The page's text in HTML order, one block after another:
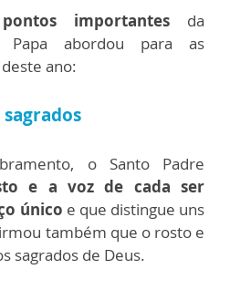
pontos importantesda
abordou para as
ano:
sagrados
o Santo Padre
e a voz de cada ser
único e que distingue uns
também que o rosto e
sagrados de Deus.